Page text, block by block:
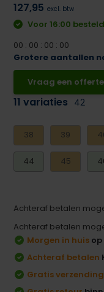
127,95 excl. btw
Voor 16:00
00 : 00 : 00 : 00
Grotere aantallen
Vraag een
11 variaties 42
38 39
44 45
Achteraf betalen
Achteraf betalen
Morgen in huis
Achteraf betalen
Gratis verzending